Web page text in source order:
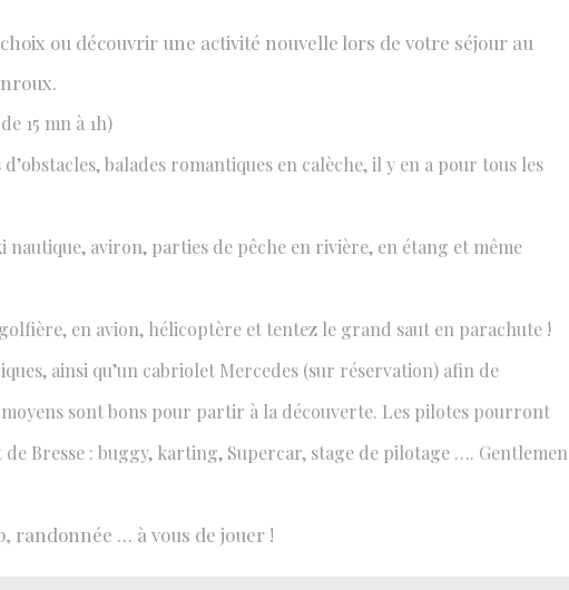
ou découvrir une activité nouvelle lors de votre séjour au
15 mn à 1h)
balades romantiques en calèche, il y en a pour tous les
nautique, aviron, parties de pêche en rivière, en étang et même
en avion, hélicoptère et tentez le grand saut en parachute !
ainsi qu’un cabriolet Mercedes (sur réservation) afin de
sont bons pour partir à la découverte. Les pilotes pourront
Bresse : buggy, karting, Supercar, stage de pilotage …. Gentlemen
randonnée … à vous de jouer !